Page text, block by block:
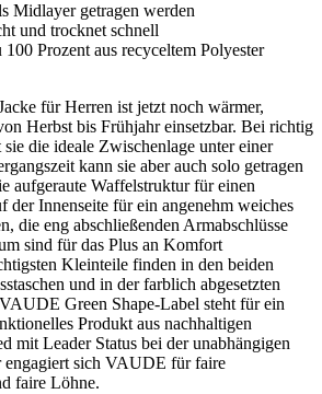
Midlayer getragen werden
und trocknet schnell
Prozent aus recyceltem Polyester
für Herren ist jetzt noch wärmer,
Herbst bis Frühjahr einsetzbar. Bei richtig
die ideale Zwischenlage unter einer
kann sie aber auch solo getragen
aufgeraute Waffelstruktur für einen
der Innenseite für ein angenehm weiches
die eng abschließenden Armabschlüsse
sind für das Plus an Komfort
Kleinteile finden in den beiden
und in der farblich abgesetzten
Green Shape-Label steht für ein
Produkt aus nachhaltigen
mit Leader Status bei der unabhängigen
engagiert sich VAUDE für faire
faire Löhne.